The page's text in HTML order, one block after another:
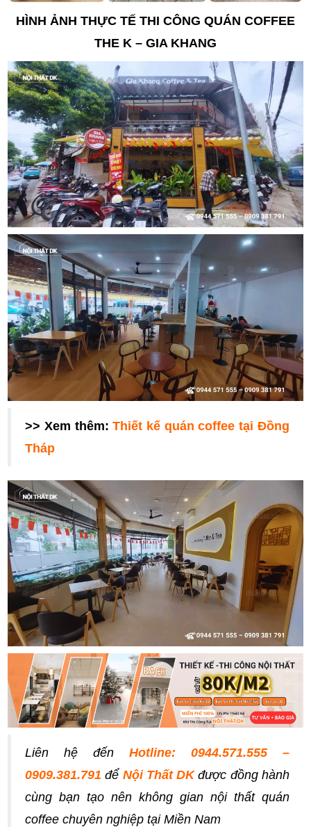
HÌNH ẢNH THỰC TẾ THI CÔNG QUÁN COFFEE
THE K – GIA KHANG
>> Xem thêm:Thiết kế quán coffee tại Đồng
Tháp
Liên hệ đến Hotline: 0944.571.555 –
0909.381.791 để Nội Thất DKđược đồng hành
cùng bạn tạo nên không gian nội thất quán
coffee chuyên nghiệp tại Miền Nam